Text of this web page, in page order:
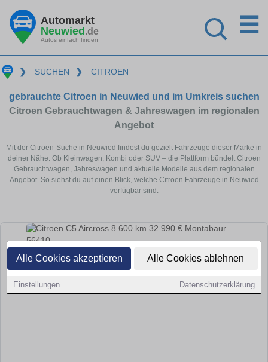
Alle Cookies akzeptieren Alle Cookies ablehnen
Einstellungen Datenschutzerklärung
Automarkt
Neuwied.de
Autos einfach finden
☰
❯ SUCHEN ❯ CITROEN
gebrauchte Citroen in Neuwied und im Umkreis suchen
Citroen Gebrauchtwagen & Jahreswagen im regionalen
Angebot
Mit der Citroen-Suche in Neuwied findest du gezielt Fahrzeuge dieser Marke in
deiner Nähe. Ob Kleinwagen, Kombi oder SUV – die Plattform bündelt Citroen
Gebrauchtwagen, Jahreswagen und aktuelle Modelle aus dem regionalen
Angebot. So siehst du auf einen Blick, welche Citroen Fahrzeuge in Neuwied
verfügbar sind.